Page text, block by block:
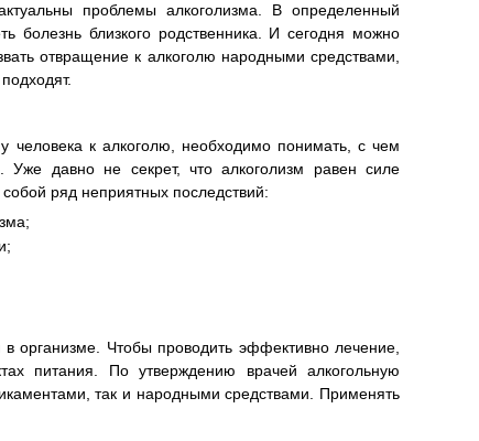
проблемы алкоголизма. В определенный
болезнь близкого родственника. И сегодня можно
отвращение к алкоголю народными средствами,
человека к алкоголю, необходимо понимать, с чем
Уже давно не секрет, что алкоголизм равен силе
ряд неприятных последствий:
организме. Чтобы проводить эффективно лечение,
питания. По утверждению врачей алкогольную
так и народными средствами. Применять